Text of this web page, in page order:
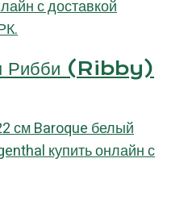
Рибби (Ribby)